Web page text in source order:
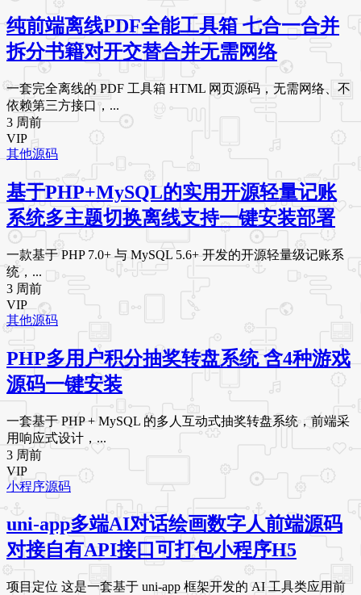
纯前端离线PDF全能工具箱 七合一合并
拆分书籍对开交替合并无需网络
一套完全离线的 PDF 工具箱 HTML 网页源码，无需网络、不
依赖第三方接口，...
3 周前
VIP
其他源码
基于PHP+MySQL的实用开源轻量记账
系统多主题切换离线支持一键安装部署
一款基于 PHP 7.0+ 与 MySQL 5.6+ 开发的开源轻量级记账系
统，...
3 周前
VIP
其他源码
PHP多用户积分抽奖转盘系统 含4种游戏
源码一键安装
一套基于 PHP + MySQL 的多人互动式抽奖转盘系统，前端采
用响应式设计，...
3 周前
VIP
小程序源码
uni-app多端AI对话绘画数字人前端源码
对接自有API接口可打包小程序H5
项目定位 这是一套基于 uni-app 框架开发的 AI 工具类应用前